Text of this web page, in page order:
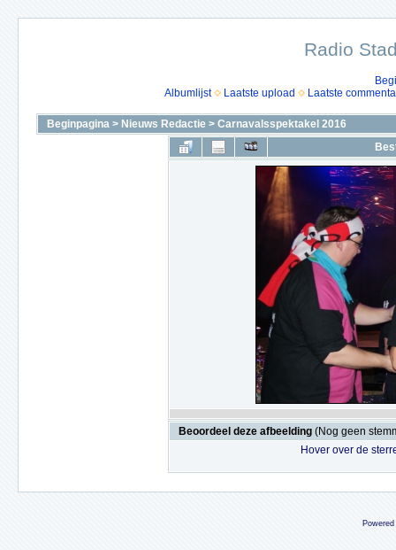
Radio
Albumlijst
Laatste upload Laatste
Beginpagina > Nieuws Redactie > Carnavalsspektakel 2016
Beoordeel deze afbeelding (Nog geen
Hover over de